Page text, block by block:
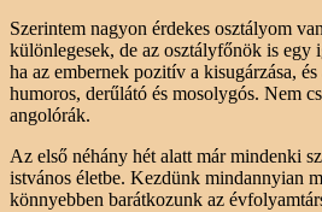
Szerintem nagyon érdekes osztályom
különlegesek, de az osztályfőnök is egy
ha az embernek pozitív a kisugárzása,
humoros, derűlátó és mosolygós. Nem
angolórák.
Az első néhány hét alatt már mindenki
istvános életbe. Kezdünk mindannyian
könnyebben barátkozunk az